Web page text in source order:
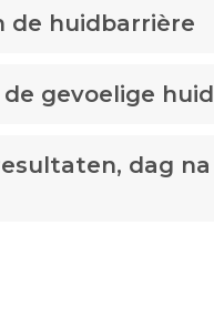
de huidbarrière
gevoelige huid
dag na